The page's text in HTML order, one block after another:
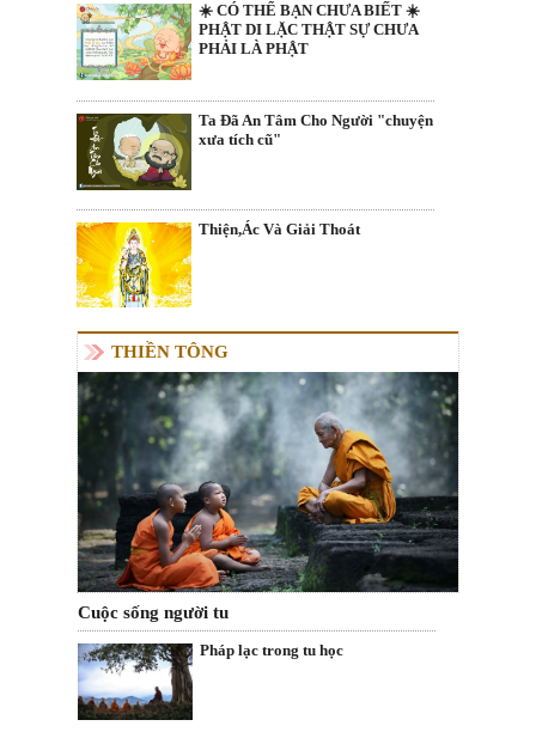
☀️ CÓ THỂ BẠN CHƯA BIẾT ☀️
PHẬT DI LẶC THẬT SỰ CHƯA
PHẢI LÀ PHẬT
Ta Đã An Tâm Cho Người "chuyện
xưa tích cũ"
Thiện,Ác Và Giải Thoát
THIỀN TÔNG
Cuộc sống người tu
Pháp lạc trong tu học